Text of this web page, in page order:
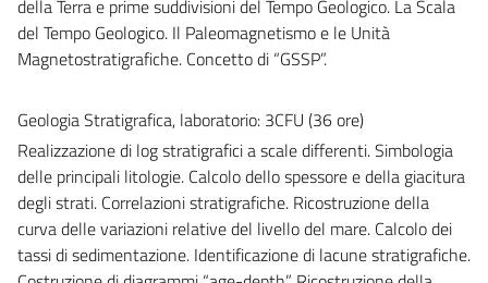
della Terra e prime suddivisioni del Tempo Geologico. La Scala
del Tempo Geologico. Il Paleomagnetismo e le Unità
Magnetostratigrafiche. Concetto di “GSSP”.
Geologia Stratigrafica, laboratorio: 3CFU (36 ore)
Realizzazione di log stratigrafici a scale differenti. Simbologia
delle principali litologie. Calcolo dello spessore e della giacitura
degli strati. Correlazioni stratigrafiche. Ricostruzione della
curva delle variazioni relative del livello del mare. Calcolo dei
tassi di sedimentazione. Identificazione di lacune stratigrafiche.